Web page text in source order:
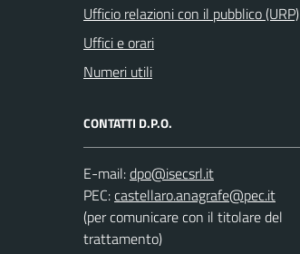
Ufficio relazioni con il pubblico (URP)
Uffici e orari
Numeri utili
CONTATTI D.P.O.
E-mail:
PEC:
(per comunicare con il titolare del
trattamento)